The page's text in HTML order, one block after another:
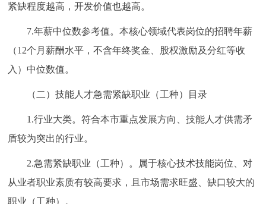
紧缺程度越高，开发价值也越高。
7.年薪中位数参考值。本核心领域代表岗位的招聘年薪
（12个月薪酬水平，不含年终奖金、股权激励及分红等收
入）中位数值。
（二）技能人才急需紧缺职业（工种）目录
1.行业大类。符合本市重点发展方向、技能人才供需矛
盾较为突出的行业。
2.急需紧缺职业（工种）。属于核心技术技能岗位、对
从业者职业素质有较高要求，且市场需求旺盛、缺口较大的
职业（工种）。